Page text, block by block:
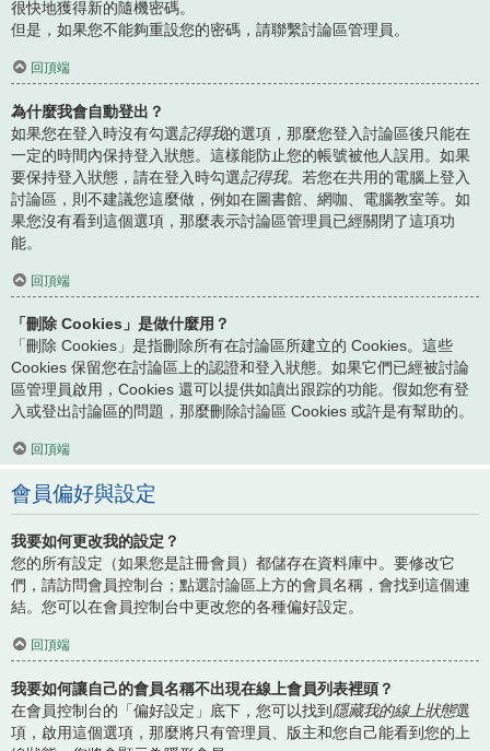
很快地獲得新的隨機密碼。
但是，如果您不能夠重設您的密碼，請聯繫討論區管理員。
回頂端
為什麼我會自動登出？
如果您在登入時沒有勾選記得我的選項，那麼您登入討論區後只能在
一定的時間內保持登入狀態。這樣能防止您的帳號被他人誤用。如果
要保持登入狀態，請在登入時勾選記得我。若您在共用的電腦上登入
討論區，則不建議您這麼做，例如在圖書館、網咖、電腦教室等。如
果您沒有看到這個選項，那麼表示討論區管理員已經關閉了這項功
能。
回頂端
「刪除 Cookies」是做什麼用？
「刪除 Cookies」是指刪除所有在討論區所建立的 Cookies。這些
Cookies 保留您在討論區上的認證和登入狀態。如果它們已經被討論
區管理員啟用，Cookies 還可以提供如讀出跟踪的功能。假如您有登
入或登出討論區的問題，那麼刪除討論區 Cookies 或許是有幫助的。
回頂端
會員偏好與設定
我要如何更改我的設定？
您的所有設定（如果您是註冊會員）都儲存在資料庫中。要修改它
們，請訪問會員控制台；點選討論區上方的會員名稱，會找到這個連
結。您可以在會員控制台中更改您的各種偏好設定。
回頂端
我要如何讓自己的會員名稱不出現在線上會員列表裡頭？
在會員控制台的「偏好設定」底下，您可以找到隱藏我的線上狀態選
項，啟用這個選項，那麼將只有管理員、版主和您自己能看到您的上